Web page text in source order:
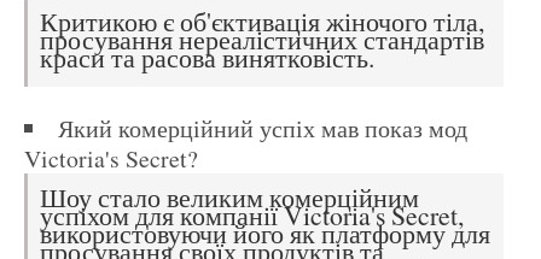
Критикою є об'єктивація жіночого тіла,
просування нереалістичних стандартів
краси та расова винятковість.
Який комерційний успіх мав показ мод
Victoria's Secret?
Шоу стало великим комерційним
успіхом для компанії Victoria's Secret,
використовуючи його як платформу для
просування своїх продуктів та